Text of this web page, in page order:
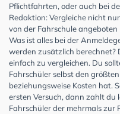
Pflichtfahrten, oder auch bei
Redaktion: Vergleiche nicht
von der Fahrschule
Was ist alles bei der
werden zusätzlich berechnet?
einfach zu vergleichen. Du
Fahrschüler selbst den
beziehungsweise Kosten hat.
ersten Versuch, dann zahlt du
Fahrschüler der mehrmals zur